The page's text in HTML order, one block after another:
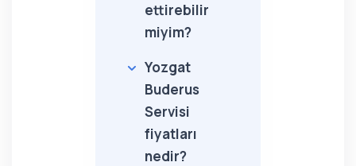
ettirebilir
miyim?
Yozgat
Buderus
Servisi
fiyatları
nedir?